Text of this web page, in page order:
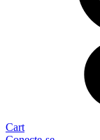
Cart